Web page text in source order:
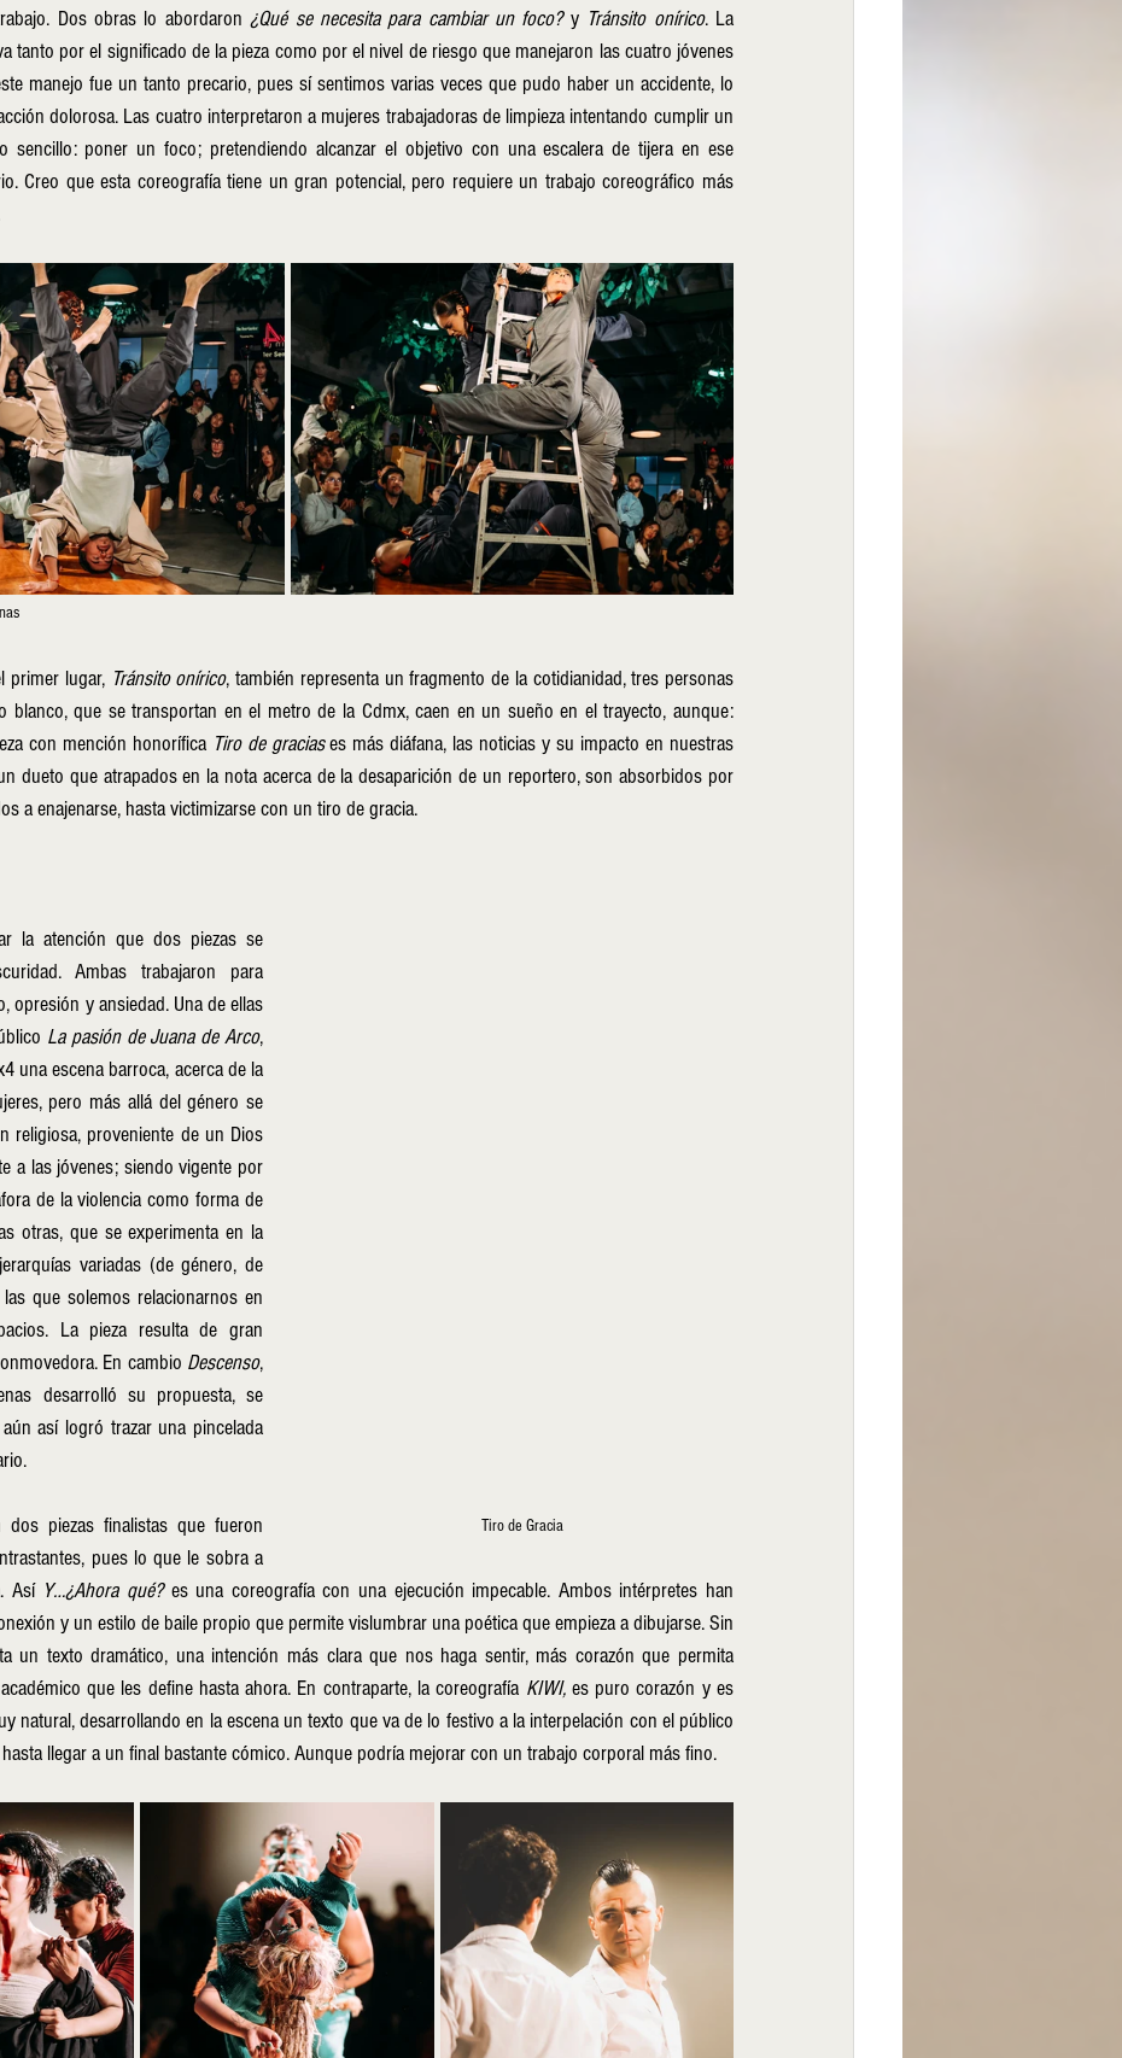
Dos obras lo abordaron ¿Qué se necesita para cambiar un foco? y Tránsito onírico. La
tanto por el significado de la pieza como por el nivel de riesgo que manejaron las cuatro jóvenes
manejo fue un tanto precario, pues sí sentimos varias veces que pudo haber un accidente, lo
dolorosa. Las cuatro interpretaron a mujeres trabajadoras de limpieza intentando cumplir un
sencillo: poner un foco; pretendiendo alcanzar el objetivo con una escalera de tijera en ese
Creo que esta coreografía tiene un gran potencial, pero requiere un trabajo coreográfico más
primer lugar, Tránsito onírico, también representa un fragmento de la cotidianidad, tres personas
blanco, que se transportan en el metro de la Cdmx, caen en un sueño en el trayecto, aunque:
con mención honorífica Tiro de gracias es más diáfana, las noticias y su impacto en nuestras
dueto que atrapados en la nota acerca de la desaparición de un reportero, son absorbidos por
a enajenarse, hasta victimizarse con un tiro de gracia.
Tiro de Gracia
la atención que dos piezas se
Ambas trabajaron para
opresión y ansiedad. Una de ellas
La pasión de Juana de Arco,
una escena barroca, acerca de la
pero más allá del género se
religiosa, proveniente de un Dios
a las jóvenes; siendo vigente por
de la violencia como forma de
otras, que se experimenta en la
variadas (de género, de
que solemos relacionarnos en
La pieza resulta de gran
En cambio Descenso,
desarrolló su propuesta, se
así logró trazar una pincelada
dos piezas finalistas que fueron
pues lo que le sobra a
Así Y…¿Ahora qué? es una coreografía con una ejecución impecable. Ambos intérpretes han
y un estilo de baile propio que permite vislumbrar una poética que empieza a dibujarse. Sin
un texto dramático, una intención más clara que nos haga sentir, más corazón que permita
que les define hasta ahora. En contraparte, la coreografía KIWI, es puro corazón y es
natural, desarrollando en la escena un texto que va de lo festivo a la interpelación con el público
llegar a un final bastante cómico. Aunque podría mejorar con un trabajo corporal más fino.